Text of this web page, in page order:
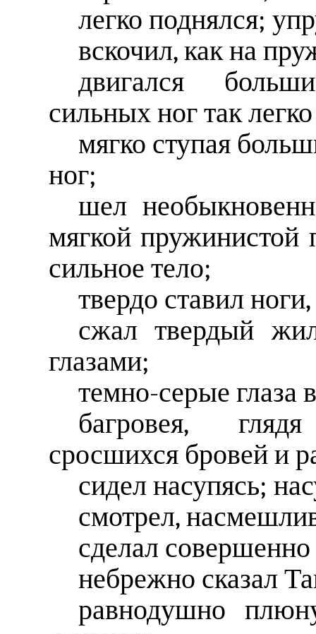
легко поднялся;
вскочил, как на
двигался
сильных ног так
мягко ступая
ног;
шел
мягкой пружинистой
сильное тело;
твердо ставил
сжал твердый
глазами;
темно-серые глаза
багровея,
сросшихся бровей и
сидел насупясь;
смотрел,
сделал
небрежно сказал
равнодушно